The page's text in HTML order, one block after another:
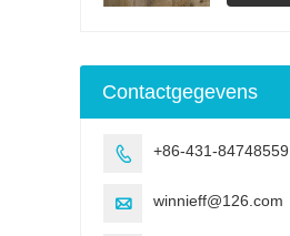
Contactgegevens
 +86-431-84748559
 winnieff@126.com